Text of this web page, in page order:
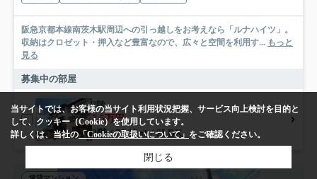
阪急京都本線南茨木駅周辺への引っ越しをお考えなら「ルナハイツ」。
収納はクロゼット・押入など豊富なので、広々と空間を利用す... もっと
見る
募集中の部屋
2階
7.5万円
2階 / 71.12㎡ / 2LDK
当サイトでは、お客様の当サイト利用状況把握、サービス向上検討を目的と
して、クッキー（Cookie）を使用しています。
詳しくは、当社の「Cookieの取扱いについて」 をご確認ください。
閉じる